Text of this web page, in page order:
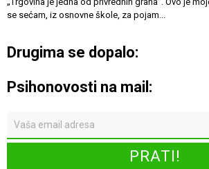
se sećam, iz osnovne škole, za pojam...
Drugima se dopalo:
Psihonovosti na mail: